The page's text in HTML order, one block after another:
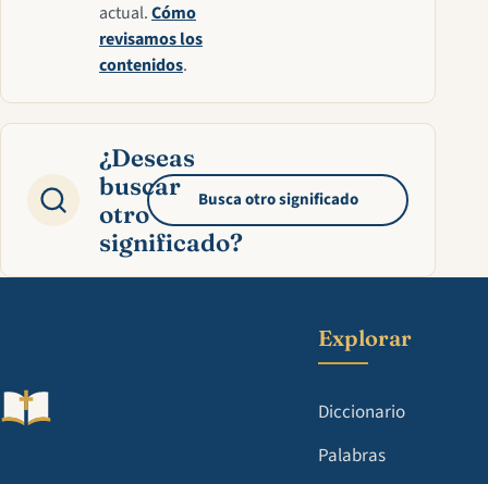
actual.Cómo
revisamos los
contenidos.
¿Deseas
buscar
otro
significado?
Busca otro significado
Explorar
Diccionario
Palabras